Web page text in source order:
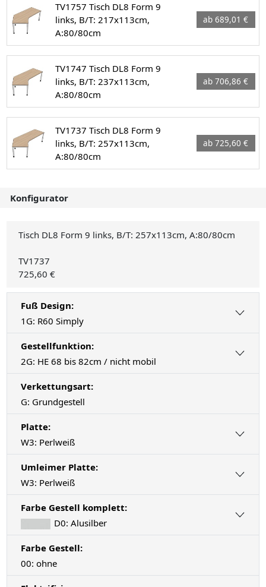
TV1757 Tisch DL8 Form 9
links, B/T: 217x113cm,
A:80/80cm
ab 689,01 €
TV1747 Tisch DL8 Form 9
links, B/T: 237x113cm,
A:80/80cm
ab 706,86 €
TV1737 Tisch DL8 Form 9
links, B/T: 257x113cm,
A:80/80cm
ab 725,60 €
Konfigurator
Tisch DL8 Form 9 links, B/T: 257x113cm, A:80/80cm
TV1737
725,60 €
Fuß Design:
1G: R60 Simply
Gestellfunktion:
2G: HE 68 bis 82cm / nicht mobil
Verkettungsart:
G: Grundgestell
Platte:
W3: Perlweiß
Umleimer Platte:
W3: Perlweiß
Farbe Gestell komplett:
D0: Alusilber
Farbe Gestell:
00: ohne